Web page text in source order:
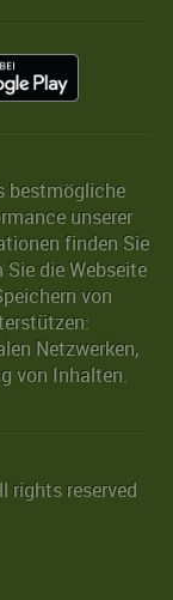
bestmögliche
unserer
finden Sie
Sie die Webseite
von
Netzwerken,
von Inhalten.
rights reserved